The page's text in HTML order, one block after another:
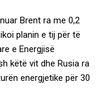
Brent ra me 0,2
planin e tij për të
e Energjisë
këtë vit dhe Rusia ra
energjetike për 30